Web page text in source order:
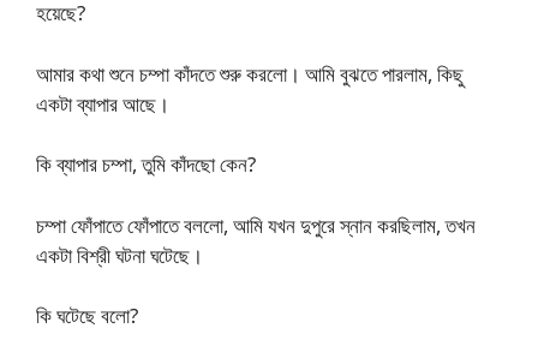
হয়েছে?
আমার কথা শুনে চম্পা কাঁদতে শুরু করলো। আমি বুঝতে পারলাম, কিছু
একটা ব্যাপার আছে।
কি ব্যাপার চম্পা, তুমি কাঁদছো কেন?
চম্পা ফোঁপাতে ফোঁপাতে বললো, আমি যখন দুপুরে স্নান করছিলাম, তখন
একটা বিশ্রী ঘটনা ঘটেছে।
কি ঘটেছে বলো?